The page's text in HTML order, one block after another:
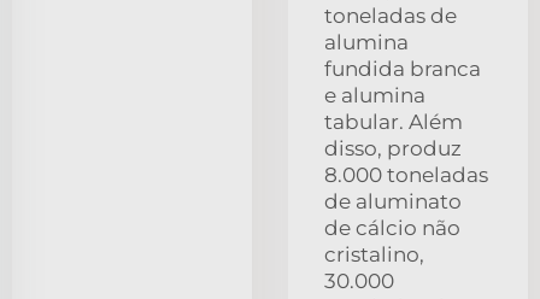
toneladas de
alumina
fundida branca
e alumina
tabular. Além
disso, produz
8.000 toneladas
de aluminato
de cálcio não
cristalino,
30.000